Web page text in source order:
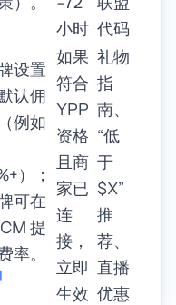
小时 代码
设置
认佣
例如
）；
可在
提
率。
如果
符合
YPP
资格
且商
家已
连
接，
立即
生效
礼物
指
南、
“低
于
$X”
推
荐、
直播
优惠